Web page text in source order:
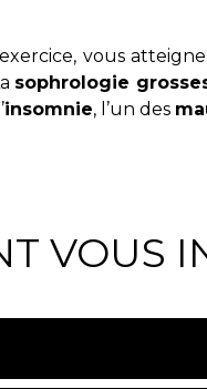
vous
sophrologie
insomnie, l’un des
VOUS